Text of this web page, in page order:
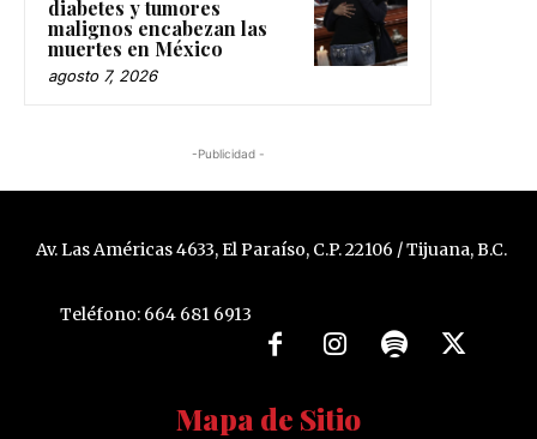
diabetes y tumores
malignos encabezan las
muertes en México
agosto 7, 2026
-Publicidad -
Av. Las Américas 4633, El Paraíso, C.P. 22106 / Tijuana, B.C.
Teléfono: 664 681 6913
Mapa de Sitio